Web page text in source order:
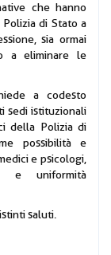
che hanno
di Stato a
sia ormai
a eliminare le
a codesto
sedi istituzionali
della Polizia di
possibilità e
e psicologi,
e uniformità
saluti.